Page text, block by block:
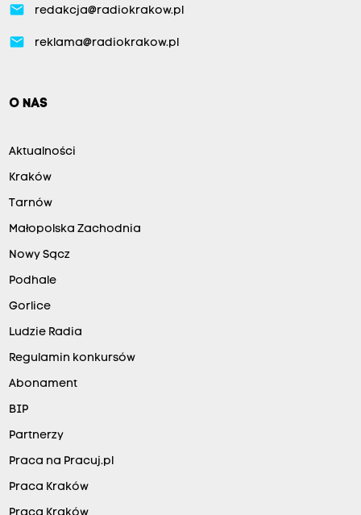
email redakcja@radiokrakow.pl
email reklama@radiokrakow.pl
O NAS
Aktualności
Kraków
Tarnów
Małopolska Zachodnia
Nowy Sącz
Podhale
Gorlice
Ludzie Radia
Regulamin konkursów
Abonament
BIP
Partnerzy
Praca na Pracuj.pl
Praca Kraków